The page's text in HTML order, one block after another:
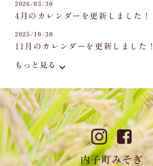
2026/03/30
4月のカレンダーを更新しました！
2025/10/30
11月のカレンダーを更新しました！
もっと見る keyboard_arrow_down
内子町みそぎ